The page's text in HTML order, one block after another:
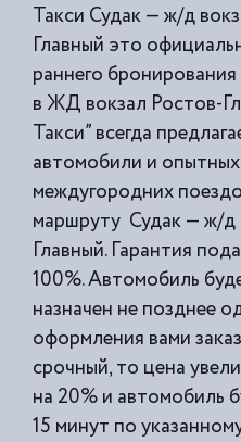
Такси Судак — ж/д
Главный это
раннего
в ЖД вокзал Ростов-
Такси” всегда
автомобили и
междугородних
маршруту Судак — ж/д
Главный. Гарантия
100%. Автомобиль
назначен не позднее
оформления вами
срочный, то цена
на 20% и автомобиль
15 минут по